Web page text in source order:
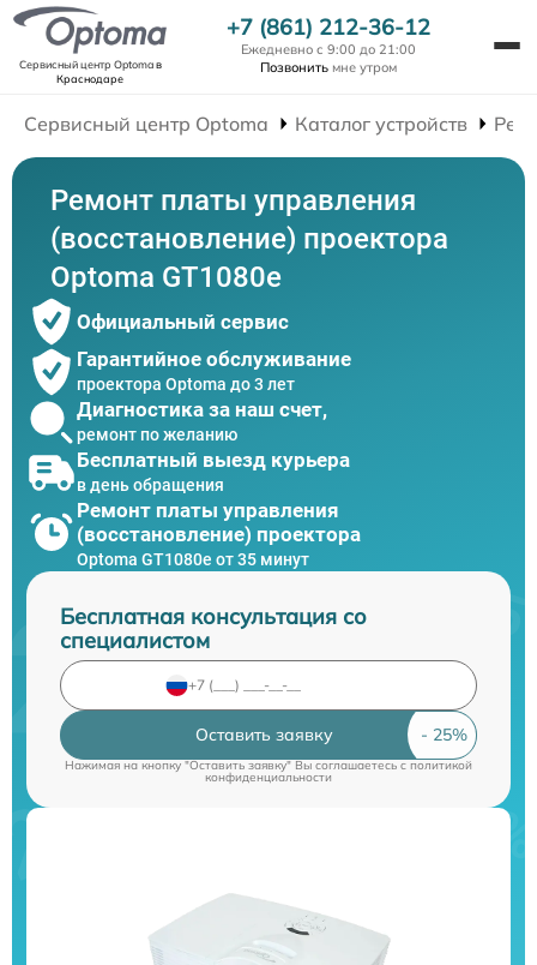
Сервисный центр Optomaв
Краснодаре
+7 (861) 212-36-12
Ежедневно с 9:00 до 21:00
Позвонить мне утром
Сервисный центр Optoma Каталог устройств
Ремонт платы управления
(восстановление) проектора
Optoma GT1080e
Официальный сервис
Гарантийное обслуживание
проектора Optoma до 3 лет
Диагностика за наш счет,
ремонт по желанию
Бесплатный выезд курьера
в день обращения
Ремонт платы управления
(восстановление) проектора
Optoma GT1080e от 35 минут
Бесплатная консультация со
специалистом
Оставить заявку
Нажимая на кнопку "Оставить заявку" Вы соглашаетесь cполитикой
конфиденциальности